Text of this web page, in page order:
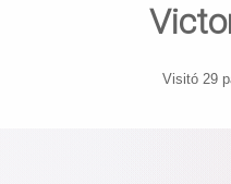
Visitó 29